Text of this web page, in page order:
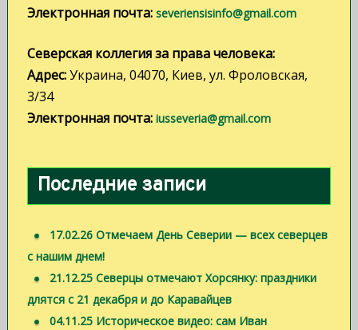
Электронная почта: severiensisinfo@gmail.com
Северская коллегия за права человека:
Адрес:Украина, 04070, Киев, ул. Фроловская,
3/34
Электронная почта: iusseveria@gmail.com
Последние записи
17.02.26 Отмечаем День Северии — всех северцев
с нашим днем!
21.12.25 Северцы отмечают Хорсянку: праздники
длятся с 21 декабря и до Каравайцев
04.11.25 Историческое видео: сам Иван